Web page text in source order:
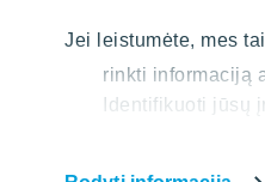
Jei leistumėte, mes
rinkti informaciją
Identifikuoti jūsų
Įveskite paieškos žodžius